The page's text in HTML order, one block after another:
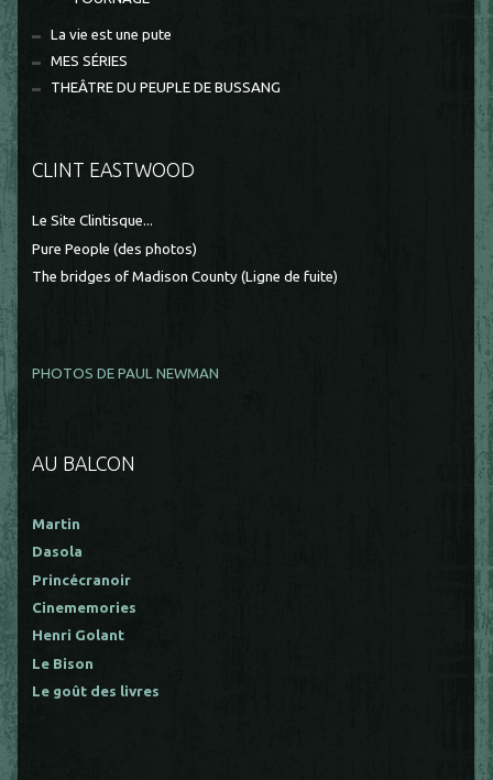
La vie est une pute
MES SÉRIES
THEÂTRE DU PEUPLE DE BUSSANG
CLINT EASTWOOD
Le Site Clintisque...
Pure People (des photos)
The bridges of Madison County (Ligne de fuite)
PHOTOS DE PAUL NEWMAN
AU BALCON
Martin
Dasola
Princécranoir
Cinememories
Henri Golant
Le Bison
Le goût des livres